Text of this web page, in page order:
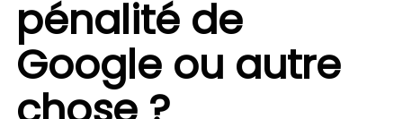
pénalité de
Google ou autre